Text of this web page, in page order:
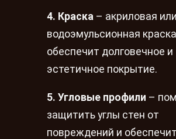
4. Краска – акриловая или
водоэмульсионная краска
обеспечит долговечное и
эстетичное покрытие.
5. Угловые профили –
защитить углы стен от
повреждений и